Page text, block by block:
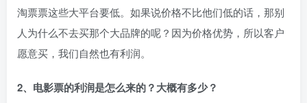
淘票票这些大平台要低。如果说价格不比他们低的话，那别
人为什么不去买那个大品牌的呢？因为价格优势，所以客户
愿意买，我们自然也有利润。
2、电影票的利润是怎么来的？大概有多少？